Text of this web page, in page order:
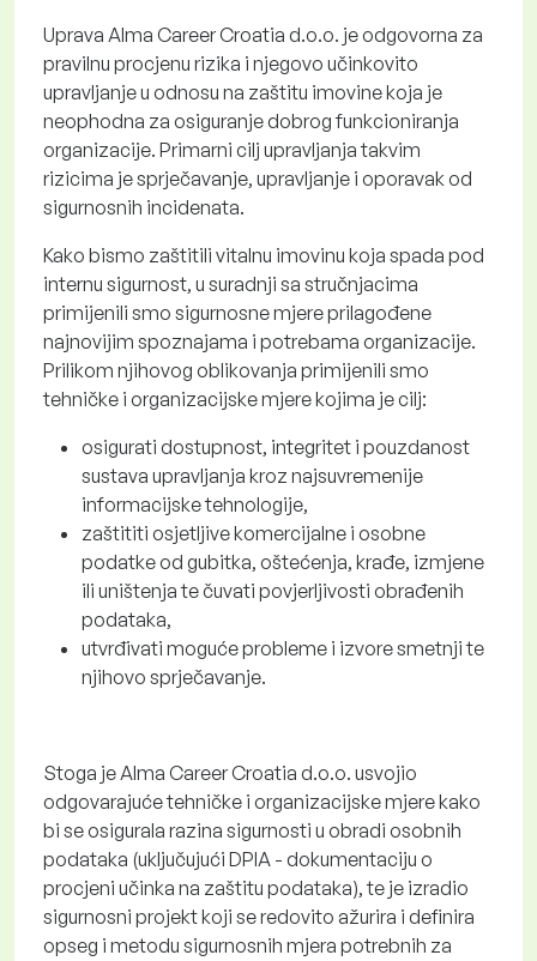
Uprava Alma Career Croatia d.o.o. je odgovorna za
pravilnu procjenu rizika i njegovo učinkovito
upravljanje u odnosu na zaštitu imovine koja je
neophodna za osiguranje dobrog funkcioniranja
organizacije. Primarni cilj upravljanja takvim
rizicima je sprječavanje, upravljanje i oporavak od
sigurnosnih incidenata.
Kako bismo zaštitili vitalnu imovinu koja spada pod
internu sigurnost, u suradnji sa stručnjacima
primijenili smo sigurnosne mjere prilagođene
najnovijim spoznajama i potrebama organizacije.
Prilikom njihovog oblikovanja primijenili smo
tehničke i organizacijske mjere kojima je cilj:
osigurati dostupnost, integritet i pouzdanost
sustava upravljanja kroz najsuvremenije
informacijske tehnologije,
zaštititi osjetljive komercijalne i osobne
podatke od gubitka, oštećenja, krađe, izmjene
ili uništenja te čuvati povjerljivosti obrađenih
podataka,
utvrđivati moguće probleme i izvore smetnji te
njihovo sprječavanje.
Stoga je Alma Career Croatia d.o.o. usvojio
odgovarajuće tehničke i organizacijske mjere kako
bi se osigurala razina sigurnosti u obradi osobnih
podataka (uključujući DPIA - dokumentaciju o
procjeni učinka na zaštitu podataka), te je izradio
sigurnosni projekt koji se redovito ažurira i definira
opseg i metodu sigurnosnih mjera potrebnih za